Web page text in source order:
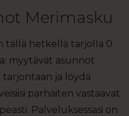
Merimasku
tällä hetkellä tarjolla 0
myytävät asunnot
ja löydä
parhaiten vastaavat
Palveluksessasi on